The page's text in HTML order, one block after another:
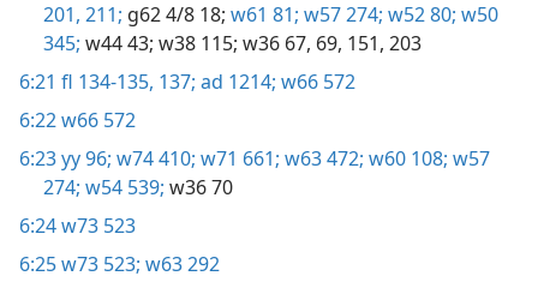
201, 211; g62 4/8 18; w61 81; w57 274; w52 80; w50
345; w44 43; w38 115; w36 67, 69, 151, 203
6:21 fl 134-135, 137; ad 1214; w66 572
6:22w66 572
6:23yy 96; w74 410; w71 661; w63 472; w60 108; w57
274; w54 539; w36 70
6:24w73 523
6:25w73 523; w63 292